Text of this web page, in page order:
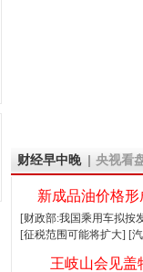
财经早中晚 央视看
新成品油价格
[财政部:我国乘用车拟按
[征税范围可能将扩大] [
王岐山会见盖